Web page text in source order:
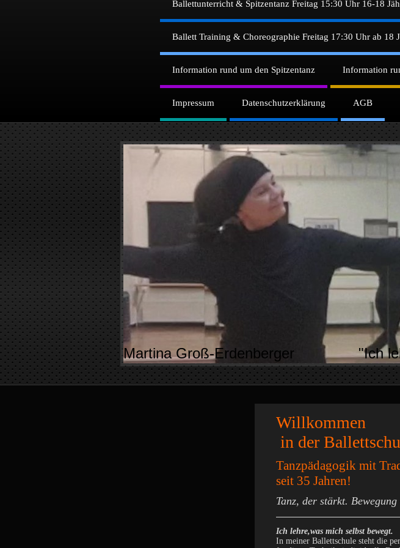
Ballettunterricht & Spitzentanz Freitag 15:30 Uhr 16-18
Ballett Training & Choreographie Freitag 17:30 Uhr ab 18
Information rund um den Spitzentanz Information
Impressum Datenschutzerklärung AGB
Martina Groß-Erdenberger "Ich
in der
Tanzpädagogik
seit 35 Jahren!
Tanz, der stärkt.
Ich lehre,was mich selbst bewegt.
In meiner Ballettschule steht die